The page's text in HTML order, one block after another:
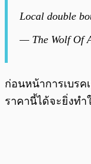
Local double
— The Wolf Of
ก่อนหน้าการเบรค
ราคานี้ได้จะยิ่งทำ